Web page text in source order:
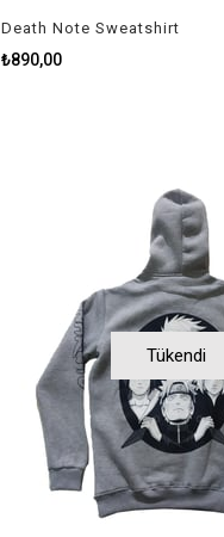
Death Note Sweatshirt
₺890,00
Tükendi